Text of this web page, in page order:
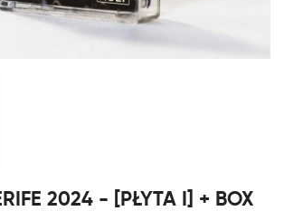
2024 - [PŁYTA I] + BOX